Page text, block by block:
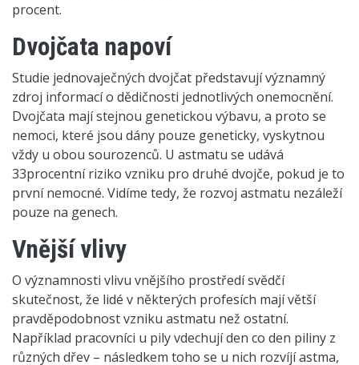
procent.
Dvojčata napoví
Studie jednovaječných dvojčat představují významný
zdroj informací o dědičnosti jednotlivých onemocnění.
Dvojčata mají stejnou genetickou výbavu, a proto se
nemoci, které jsou dány pouze geneticky, vyskytnou
vždy u obou sourozenců. U astmatu se udává
33procentní riziko vzniku pro druhé dvojče, pokud je to
první nemocné. Vidíme tedy, že rozvoj astmatu nezáleží
pouze na genech.
Vnější vlivy
O významnosti vlivu vnějšího prostředí svědčí
skutečnost, že lidé v některých profesích mají větší
pravděpodobnost vzniku astmatu než ostatní.
Například pracovníci u pily vdechují den co den piliny z
různých dřev – následkem toho se u nich rozvíjí astma,